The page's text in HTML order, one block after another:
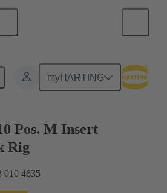
myHARTING
Pos. M Insert
Rig
010 4635